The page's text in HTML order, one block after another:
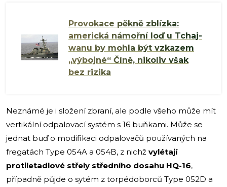
Provokace pěkně zblízka:
americká námořní loď u Tchaj-
wanu by mohla být vzkazem
„výbojné“ Číně, nikoliv však
bez rizika
Neznámé je i složení zbraní, ale podle všeho může mít
vertikální odpalovací systém s 16 buňkami. Může se
jednat buď o modifikaci odpalovačů používaných na
fregatách Type 054A a 054B, z nichž vylétají
protiletadlové střely středního dosahu HQ-16,
případně půjde o sytém z torpédoborců Type 052D a